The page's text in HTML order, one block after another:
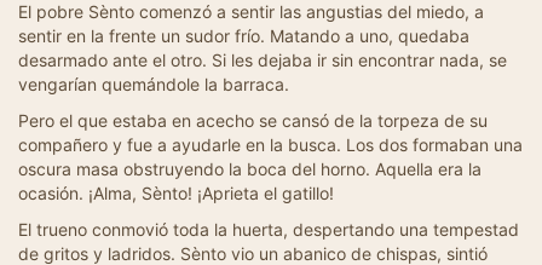
El pobre Sènto comenzó a sentir las angustias del miedo, a
sentir en la frente un sudor frío. Matando a uno, quedaba
desarmado ante el otro. Si les dejaba ir sin encontrar nada, se
vengarían quemándole la barraca.
Pero el que estaba en acecho se cansó de la torpeza de su
compañero y fue a ayudarle en la busca. Los dos formaban una
oscura masa obstruyendo la boca del horno. Aquella era la
ocasión. ¡Alma, Sènto! ¡Aprieta el gatillo!
El trueno conmovió toda la huerta, despertando una tempestad
de gritos y ladridos. Sènto vio un abanico de chispas, sintió